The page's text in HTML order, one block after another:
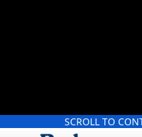
SCROLL TO